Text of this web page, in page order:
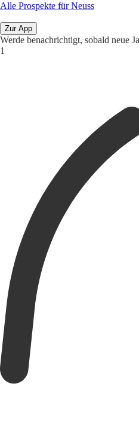
Alle Prospekte für Neuss
Zur App
Werde benachrichtigt, sobald neue